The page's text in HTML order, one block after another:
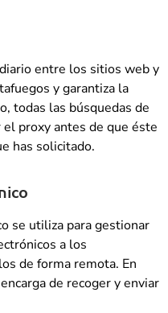
entre los sitios web y
y garantiza la
todas las búsquedas de
proxy antes de que éste
has solicitado.
se utiliza para gestionar
a los
de forma remota. En
de recoger y enviar